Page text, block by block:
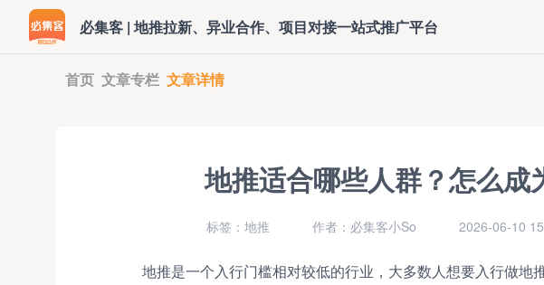
必集客 | 地推拉新、异业合作、项目对接一站式推广平台
首页 文章专栏 文章详情
地推适合哪些人群？怎么成
标签：地推 作者：必集客小So 2026-06-10
地推是一个入行门槛相对较低的行业，大多数人想要入行做地